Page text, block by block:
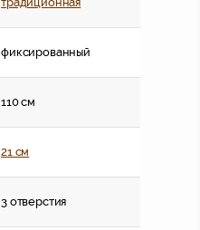
фиксированный
110 см
21 см
3 отверстия